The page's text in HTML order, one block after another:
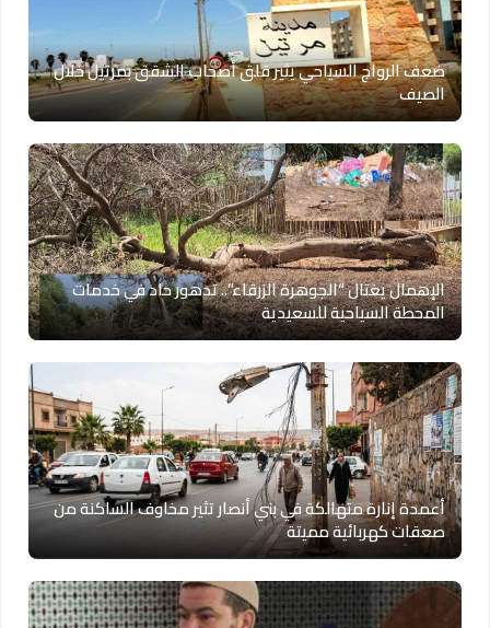
ضعف الرواج السياحي يثير قلق أصحاب الشقق بمرتيل خلال
الصيف
الإهمال يغتال “الجوهرة الزرقاء”.. تدهور حاد في خدمات
المحطة السياحية للسعيدية
أعمدة إنارة متهالكة في بني أنصار تثير مخاوف الساكنة من
صعقات كهربائية مميتة